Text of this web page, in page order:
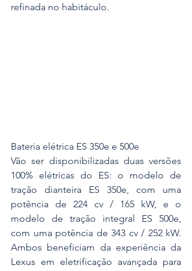
refinada no habitáculo.
Bateria elétrica ES 350e e 500e
Vão ser disponibilizadas duas versões
100% elétricas do ES: o modelo de
tração dianteira ES 350e, com uma
potência de 224 cv / 165 kW, e o
modelo de tração integral ES 500e,
com uma potência de 343 cv / 252 kW.
Ambos beneficiam da experiência da
Lexus em eletrificação avançada para